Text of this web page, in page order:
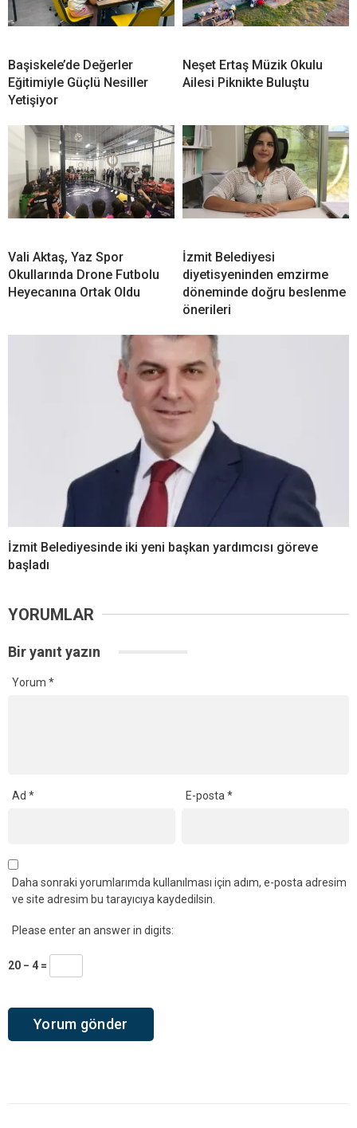
Başiskele’de Değerler
Eğitimiyle Güçlü Nesiller
Yetişiyor
Neşet Ertaş Müzik Okulu
Ailesi Piknikte Buluştu
Vali Aktaş, Yaz Spor
Okullarında Drone Futbolu
Heyecanına Ortak Oldu
İzmit Belediyesi
diyetisyeninden emzirme
döneminde doğru beslenme
önerileri
İzmit Belediyesinde iki yeni başkan yardımcısı göreve
başladı
YORUMLAR
Bir yanıt yazın
Yorum *
Ad * E-posta*
Daha sonraki yorumlarımda kullanılması için adım, e-posta adresim
ve site adresim bu tarayıcıya kaydedilsin.
Please enter an answer in digits:
20 − 4 =